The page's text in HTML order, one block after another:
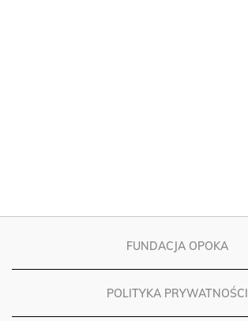
FUNDACJA OPOKA
POLITYKA PRYWATNOŚCI